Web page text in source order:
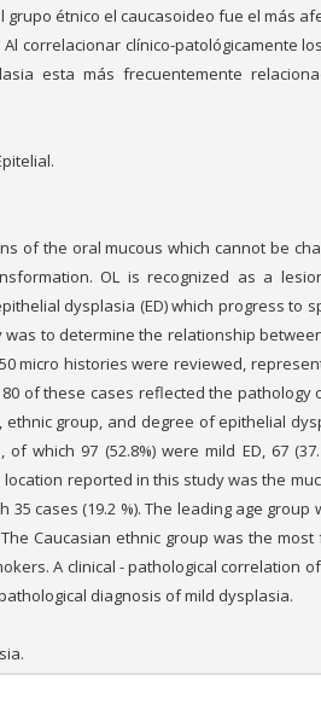
grupo étnico el caucasoideo fue el más
correlacionar clínico-patológicamente
esta más frecuentemente
of the oral mucous which cannot be
OL is recognized as a
dysplasia (ED) which progress to
to determine the relationship
micro histories were reviewed,
of these cases reflected the pathology
group, and degree of epithelial
which 97 (52.8%) were mild ED, 67
reported in this study was the
cases (19.2 %). The leading age group
Caucasian ethnic group was the
A clinical - pathological correlation
diagnosis of mild dysplasia.